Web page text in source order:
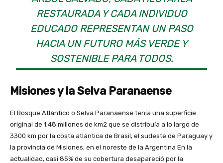
RESTAURADA Y CADA INDIVIDUO
EDUCADO REPRESENTAN UN PASO
HACIA UN FUTURO MÁS VERDE Y
SOSTENIBLE PARA TODOS.
Misiones y la Selva Paranaense
El Bosque Atlántico o Selva Paranaense tenía una superficie
original de 1.48 millones de km2 que se distribuía a lo largo de
3300 km por la costa atlántica de Brasil, el sudeste de Paraguay y
la provincia de Misiones, en el noreste de la Argentina En la
actualidad, casi 85% de su cobertura desapareció por la